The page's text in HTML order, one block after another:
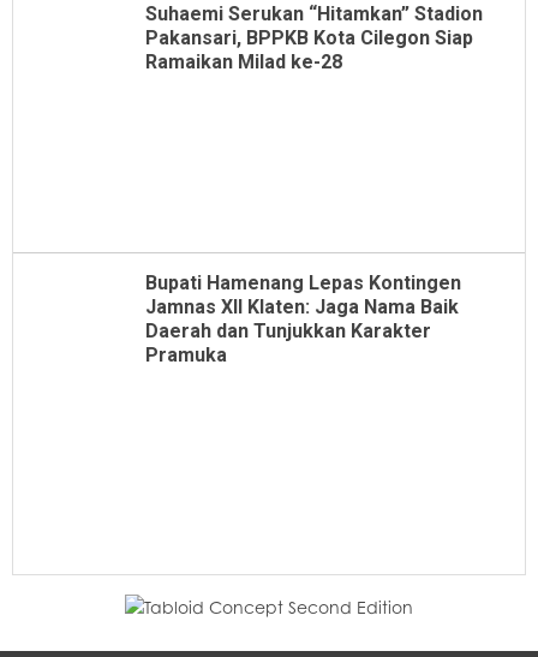
Suhaemi Serukan “Hitamkan” Stadion
Pakansari, BPPKB Kota Cilegon Siap
Ramaikan Milad ke-28
Bupati Hamenang Lepas Kontingen
Jamnas XII Klaten: Jaga Nama Baik
Daerah dan Tunjukkan Karakter
Pramuka